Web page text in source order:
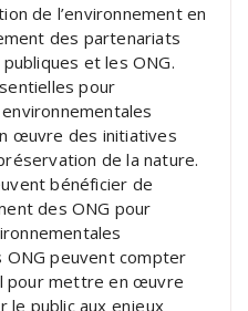
de l’environnement en
des partenariats
et les ONG.
pour
œuvre des initiatives
de la nature.
bénéficier de
des ONG pour
peuvent compter
pour mettre en œuvre
public aux enjeux